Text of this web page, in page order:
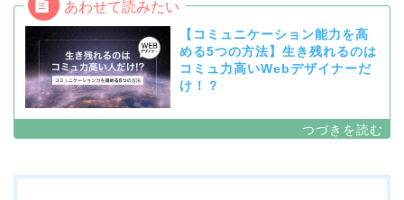
【コミュニケーション能力を高
める5つの方法】生き残れるのは
コミュ力高いWebデザイナーだ
け！？